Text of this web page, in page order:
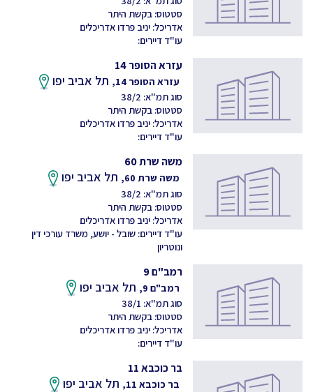
סטטוס: בקשת היתר
אדריכל: יניב פרדו אדריכלים
עו"ד דיירים:
עזרא הסופר 14
עזרא הסופר 14, תל אביב יפו
סוג תמ"א: 38/2
סטטוס: בקשת היתר
אדריכל: יניב פרדו אדריכלים
עו"ד דיירים:
משה שרת 60
משה שרת 60, תל אביב יפו
סוג תמ"א: 38/2
סטטוס: בקשת היתר
אדריכל: יניב פרדו אדריכלים
עו"ד דיירים: שובל - יושע, משרד עורכי דין
ונוטריון
רמב"ם 9
רמב"ם 9, תל אביב יפו
סוג תמ"א: 38/1
סטטוס: בקשת היתר
אדריכל: יניב פרדו אדריכלים
עו"ד דיירים:
בר כוכבא 11
בר כוכבא 11, תל אביב יפו